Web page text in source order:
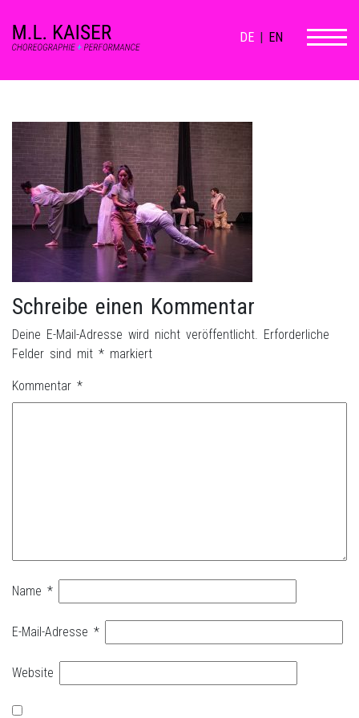
DE | EN
Schreibe einen Kommentar
Deine E-Mail-Adresse wird nicht veröffentlicht. Erforderliche
Felder sind mit * markiert
Kommentar *
Name *
E-Mail-Adresse *
Website